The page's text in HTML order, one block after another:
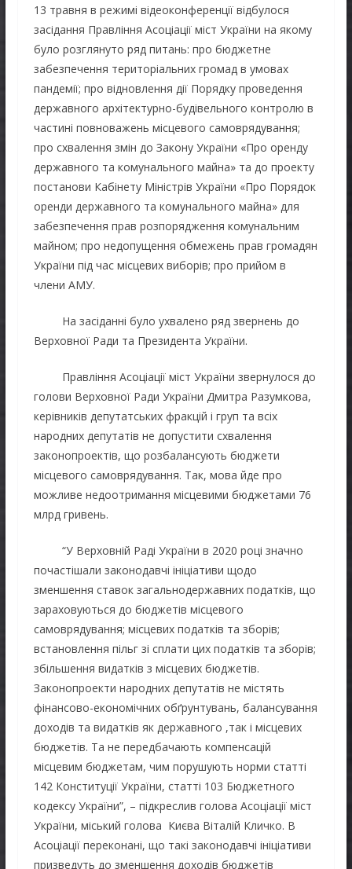
13 травня в режимі відеоконференції відбулося
засідання Правління Асоціації міст України на якому
було розглянуто ряд питань: про бюджетне
забезпечення територіальних громад в умовах
пандемії; про відновлення дії Порядку проведення
державного архітектурно-будівельного контролю в
частині повноважень місцевого самоврядування;
про схвалення змін до Закону України «Про оренду
державного та комунального майна» та до проекту
постанови Кабінету Міністрів України «Про Порядок
оренди державного та комунального майна» для
забезпечення прав розпорядження комунальним
майном; про недопущення обмежень прав громадян
України під час місцевих виборів; про прийом в
члени АМУ.
На засіданні було ухвалено ряд звернень до
Верховної Ради та Президента України.
Правління Асоціації міст України звернулося до
голови Верховної Ради України Дмитра Разумкова,
керівників депутатських фракцій і груп та всіх
народних депутатів не допустити схвалення
законопроектів, що розбалансують бюджети
місцевого самоврядування. Так, мова йде про
можливе недоотримання місцевими бюджетами 76
млрд гривень.
“У Верховній Раді України в 2020 році значно
почастішали законодавчі ініціативи щодо
зменшення ставок загальнодержавних податків, що
зараховуються до бюджетів місцевого
самоврядування; місцевих податків та зборів;
встановлення пільг зі сплати цих податків та зборів;
збільшення видатків з місцевих бюджетів.
Законопроекти народних депутатів не містять
фінансово-економічних обґрунтувань, балансування
доходів та видатків як державного ,так і місцевих
бюджетів. Та не передбачають компенсацій
місцевим бюджетам, чим порушують норми статті
142 Конституції України, статті 103 Бюджетного
кодексу України”, – підкреслив голова Асоціації міст
України, міський голова Києва Віталій Кличко. В
Асоціації переконані, що такі законодавчі ініціативи
призведуть до зменшення доходів бюджетів